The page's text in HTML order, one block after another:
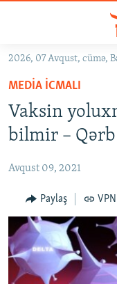
Əsas
qayıt
Əsas
naviqasiyaya
qayıt
GÜNDƏM
#İZAHLA
KORRUPSIOMETR
FƏRQƏ BAX
QANUNI DOĞRU
ARAŞDIRMA
MULTIMEDIA
VIDEO
RADIO ARXIV
2026, 07 Avqust, cümə,
MEDIA ICMALI
Vaksin
bilmir – Qərb
Avqust 09, 2021
Paylaş